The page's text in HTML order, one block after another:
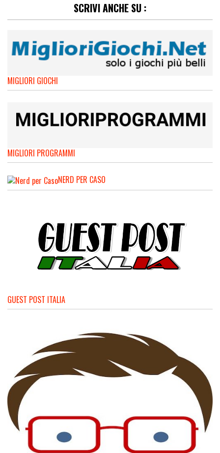
SCRIVI ANCHE SU :
MIGLIORI GIOCHI
MIGLIORI PROGRAMMI
NERD PER CASO
GUEST POST ITALIA